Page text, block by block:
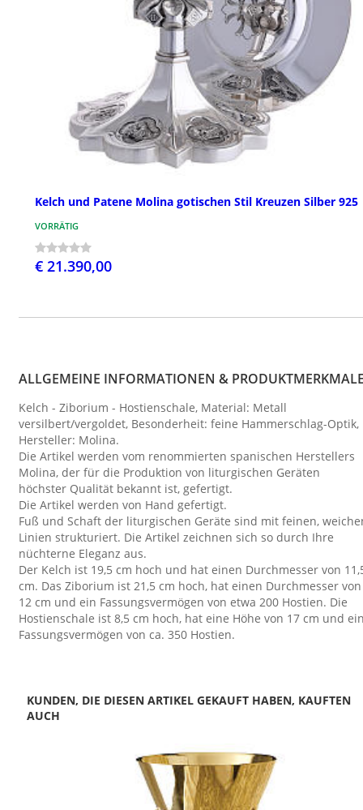
Kelch und Patene Molina gotischen Stil Kreuzen Silber 925
VORRÄTIG
€ 21.390,00
ALLGEMEINE INFORMATIONEN &
Kelch - Ziborium - Hostienschale, Material: Metall
versilbert/vergoldet, Besonderheit: feine Hammerschlag-Optik,
Hersteller: Molina.
Die Artikel werden vom renommierten spanischen Herstellers
Molina, der für die Produktion von liturgischen Geräten
höchster Qualität bekannt ist, gefertigt.
Die Artikel werden von Hand gefertigt.
Fuß und Schaft der liturgischen Geräte sind mit feinen,
Linien strukturiert. Die Artikel zeichnen sich so durch Ihre
nüchterne Eleganz aus.
Der Kelch ist 19,5 cm hoch und hat einen Durchmesser von
cm. Das Ziborium ist 21,5 cm hoch, hat einen Durchmesser von
12 cm und ein Fassungsvermögen von etwa 200 Hostien. Die
Hostienschale ist 8,5 cm hoch, hat eine Höhe von 17 cm und
Fassungsvermögen von ca. 350 Hostien.
KUNDEN, DIE DIESEN ARTIKEL GEKAUFT HABEN, KAUFTEN
AUCH